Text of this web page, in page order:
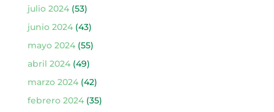
julio 2024(53)
junio 2024(43)
mayo 2024(55)
abril 2024(49)
marzo 2024(42)
febrero 2024(35)